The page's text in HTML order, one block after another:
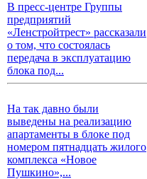
В пресс-центре Группы
предприятий
«Ленстройтрест» рассказали
о том, что состоялась
передача в эксплуатацию
блока под...
На так давно были
выведены на реализацию
апартаменты в блоке под
номером пятнадцать жилого
комплекса «Новое
Пушкино»,...